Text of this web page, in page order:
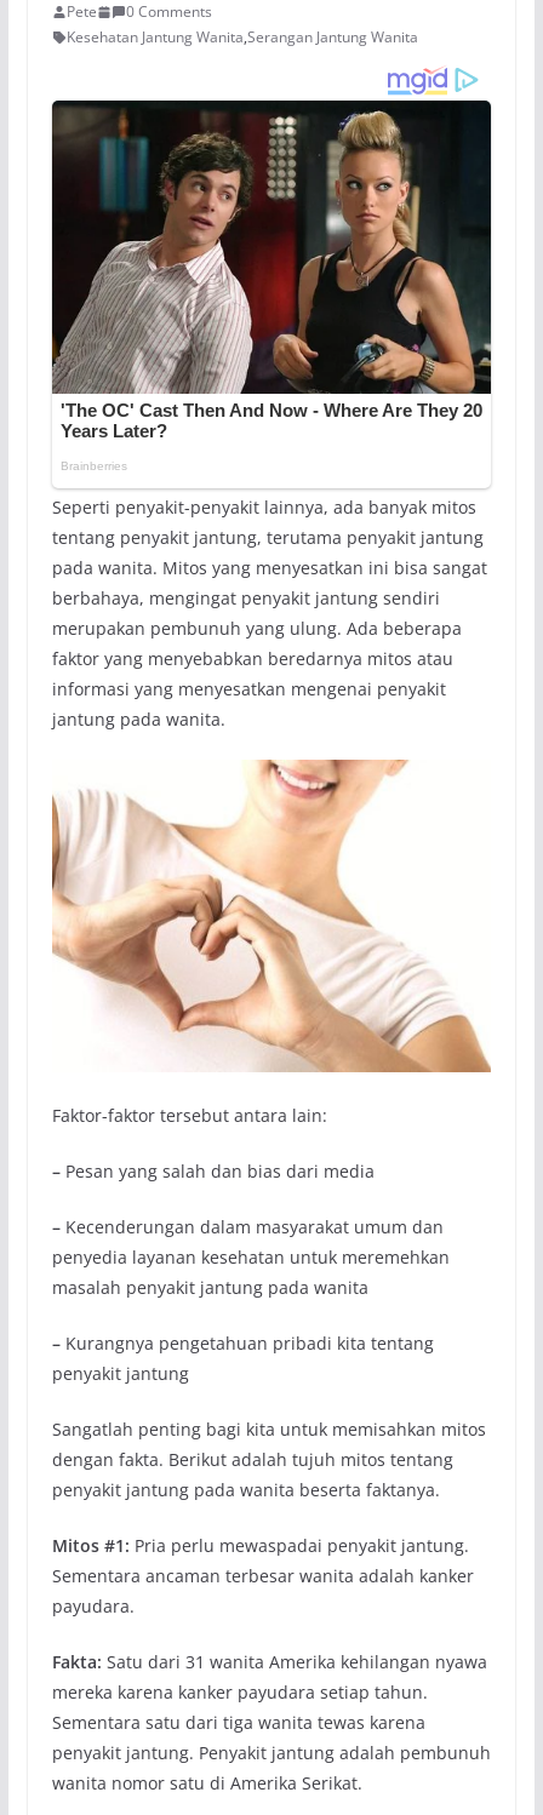
Pete
0 Comments
Kesehatan Jantung Wanita,Serangan Jantung Wanita
Seperti penyakit-penyakit lainnya, ada banyak mitos
tentang penyakit jantung, terutama penyakit jantung
pada wanita. Mitos yang menyesatkan ini bisa sangat
berbahaya, mengingat penyakit jantung sendiri
merupakan pembunuh yang ulung. Ada beberapa
faktor yang menyebabkan beredarnya mitos atau
informasi yang menyesatkan mengenai penyakit
jantung pada wanita.
Faktor-faktor tersebut antara lain:
–Pesan yang salah dan bias dari media
–Kecenderungan dalam masyarakat umum dan
penyedia layanan kesehatan untuk meremehkan
masalah penyakit jantung pada wanita
–Kurangnya pengetahuan pribadi kita tentang
penyakit jantung
Sangatlah penting bagi kita untuk memisahkan mitos
dengan fakta. Berikut adalah tujuh mitos tentang
penyakit jantung pada wanita beserta faktanya.
Mitos #1: Pria perlu mewaspadai penyakit jantung.
Sementara ancaman terbesar wanita adalah kanker
payudara.
Fakta: Satu dari 31 wanita Amerika kehilangan nyawa
mereka karena kanker payudara setiap tahun.
Sementara satu dari tiga wanita tewas karena
penyakit jantung. Penyakit jantung adalah pembunuh
wanita nomor satu di Amerika Serikat.